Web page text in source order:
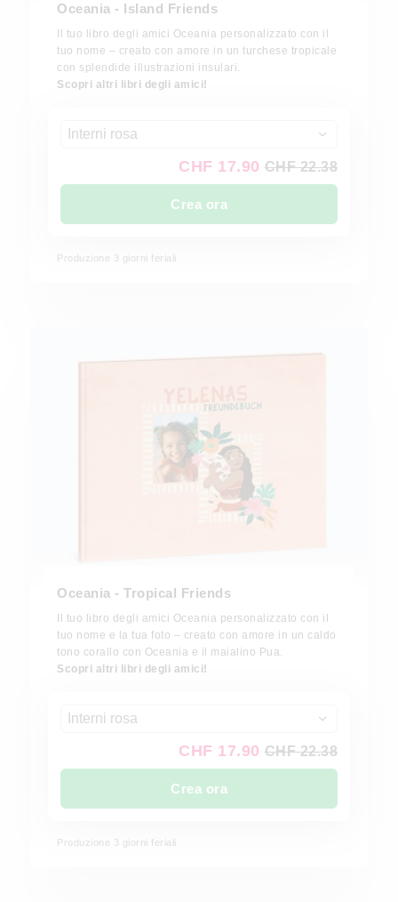
Oceania - Island Friends
Il tuo libro degli amici Oceania personalizzato con il
tuo nome – creato con amore in un turchese tropicale
con splendide illustrazioni insulari.
Scopri altri libri degli amici!
Interni rosa
CHF 17.90 CHF 22.38
Crea ora
Produzione 3 giorni feriali
Oceania - Tropical Friends
Il tuo libro degli amici Oceania personalizzato con il
tuo nome e la tua foto – creato con amore in un caldo
tono corallo con Oceania e il maialino Pua.
Scopri altri libri degli amici!
Interni rosa
CHF 17.90 CHF 22.38
Crea ora
Produzione 3 giorni feriali